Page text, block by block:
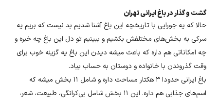
گشت و گذار در باغ ایرانی تهران
حالا که یه جورایی با تاریخچه این باغ آشنا شدیم بد نیست که بریم یه
سرکی به بخش‌های مختلفش بکشیم و ببینیم تو دل این باغ چه خبره و
چه امکاناتی هم داره که باعث میشه دیدن این باغ یه گزینه خوب برای
وقت گذروندن با خانواده و دوستان به حساب بیاد.
باغ ایرانی حدودا ۳ هکتار مساحت داره و شامل ۱۱ بخش میشه که
اسم‌های جذابی هم داره. این ۱۱ بخش شامل بی‌کرانگی، طبیعت، شعر،